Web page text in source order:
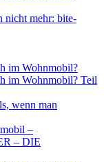
nicht mehr: bite-
im Wohnmobil?
im Wohnmobil? Teil
wenn man
–
– DIE